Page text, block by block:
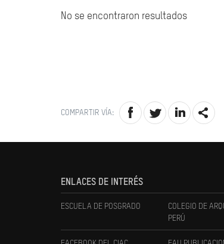
No se encontraron resultados
COMPARTIR VÍA:
ENLACES DE INTERÉS
ESCUELA DE POSGRADO
COLEGIO DE
PERÚ